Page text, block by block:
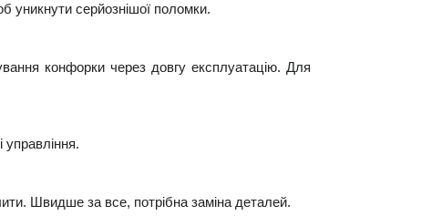
уникнути серйознішої поломки.
конфорки через довгу експлуатацію. Для
Швидше за все, потрібна заміна деталей.